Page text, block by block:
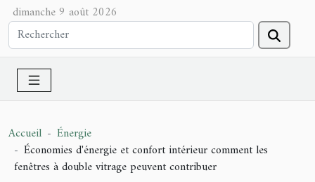
dimanche 9 août 2026
Accueil
Énergie
Économies d'énergie et confort intérieur comment les
fenêtres à double vitrage peuvent contribuer